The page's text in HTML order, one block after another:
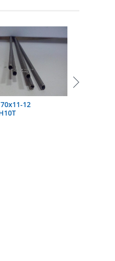
труба 60х6 08Х18Н10